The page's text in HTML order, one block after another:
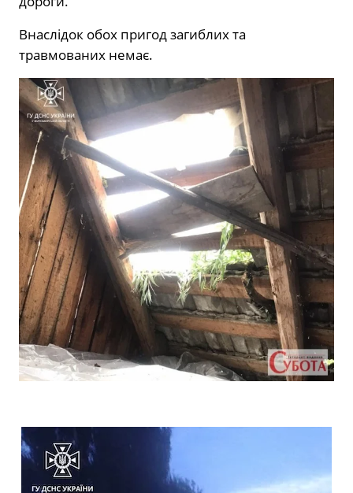
Внаслідок обох пригод загиблих та
травмованих немає.